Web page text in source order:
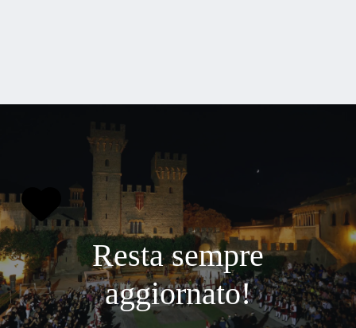
Resta sempre
aggiornato!